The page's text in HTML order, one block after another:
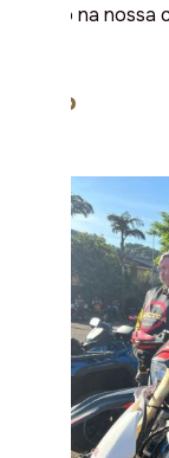
evento na
União